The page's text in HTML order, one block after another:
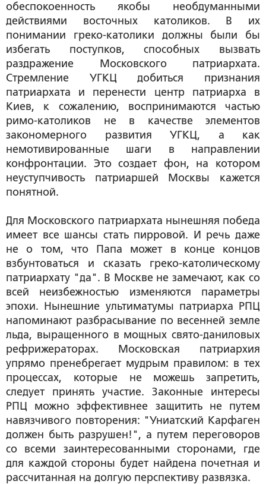
обеспокоенность якобы необдуманными
действиями восточных католиков. В их
понимании греко-католики должны были бы
избегать поступков, способных вызвать
раздражение Московского патриархата.
Стремление УГКЦ добиться признания
патриархата и перенести центр патриарха в
Киев, к сожалению, воспринимаются частью
римо-католиков не в качестве элементов
закономерного развития УГКЦ, а как
немотивированные шаги в направлении
конфронтации. Это создает фон, на котором
неуступчивость патриаршей Москвы кажется
понятной.
Для Московского патриархата нынешняя победа
имеет все шансы стать пирровой. И речь даже
не о том, что Папа может в конце концов
взбунтоваться и сказать греко-католическому
патриархату "да". В Москве не замечают, как со
всей неизбежностью изменяются параметры
эпохи. Нынешние ультиматумы патриарха РПЦ
напоминают разбрасывание по весенней земле
льда, выращенного в мощных свято-даниловых
рефрижераторах. Московская патриархия
упрямо пренебрегает мудрым правилом: в тех
процессах, которые не можешь запретить,
следует принять участие. Законные интересы
РПЦ можно эффективнее защитить не путем
навязчивого повторения: "Униатский Карфаген
должен быть разрушен!", а путем переговоров
со всеми заинтересованными сторонами, где
для каждой стороны будет найдена почетная и
рассчитанная на долгую перспективу развязка.